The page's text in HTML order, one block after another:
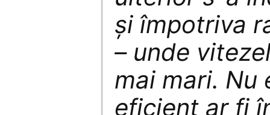
și împotriva
– unde
mai mari. Nu
eficient ar fi